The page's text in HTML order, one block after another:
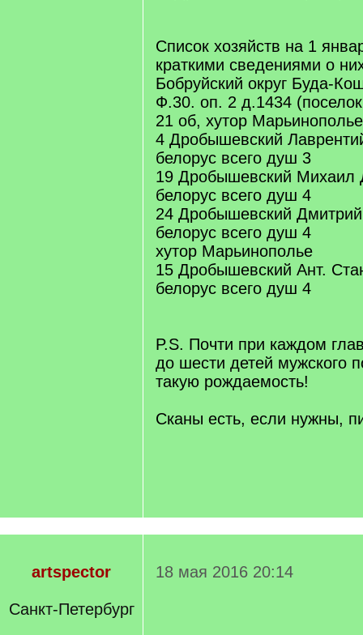
Список хозяйств на 1
краткими сведениями о
Бобруйский округ Буда-
Ф.30. оп. 2 д.1434
21 об, хутор
4 Дробышевский
белорус всего душ 3
19 Дробышевский Михаил
белорус всего душ 4
24 Дробышевский
белорус всего душ 4
хутор Марьинополье
15 Дробышевский Ант.
белорус всего душ 4
P.S. Почти при каждом
до шести детей мужского
такую рождаемость!
Сканы есть, если нужны,
artspector
Санкт-Петербург
18 мая 2016 20:14